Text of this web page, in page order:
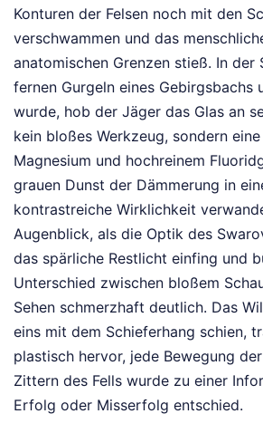
Konturen der Felsen noch mit den
verschwammen und das
anatomischen Grenzen stieß. In der
fernen Gurgeln eines Gebirgsbachs
wurde, hob der Jäger das Glas an
kein bloßes Werkzeug, sondern
Magnesium und hochreinem
grauen Dunst der Dämmerung in
kontrastreiche Wirklichkeit
Augenblick, als die Optik des
das spärliche Restlicht einfing und
Unterschied zwischen bloßem
Sehen schmerzhaft deutlich. Das
eins mit dem Schieferhang schien,
plastisch hervor, jede Bewegung
Zittern des Fells wurde zu einer
Erfolg oder Misserfolg entschied.